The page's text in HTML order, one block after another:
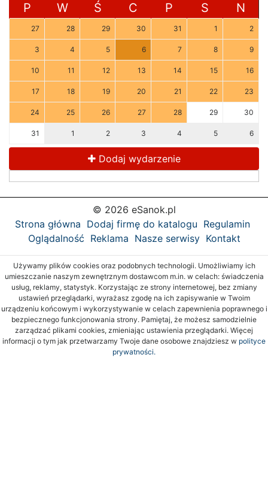
P W Ś C P S N
27 28 29 30 31 1 2
3 4 5 6 7 8 9
10 11 12 13 14 15 16
17 18 19 20 21 22 23
24 25 26 27 28 29 30
31 1 2 3 4 5 6
Dodaj wydarzenie
© 2026 eSanok.pl
Strona główna Dodaj firmę do katalogu Regulamin
Oglądalność Reklama Nasze serwisy Kontakt
Używamy plików cookies oraz podobnych technologii. Umożliwiamy ich
umieszczanie naszym zewnętrznym dostawcom m.in. w celach: świadczenia
usług, reklamy, statystyk. Korzystając ze strony internetowej, bez zmiany
ustawień przeglądarki, wyrażasz zgodę na ich zapisywanie w Twoim
urządzeniu końcowym i wykorzystywanie w celach zapewnienia poprawnego i
bezpiecznego funkcjonowania strony. Pamiętaj, że możesz samodzielnie
zarządzać plikami cookies, zmieniając ustawienia przeglądarki. Więcej
informacji o tym jak przetwarzamy Twoje dane osobowe znajdziesz w polityce
prywatności.